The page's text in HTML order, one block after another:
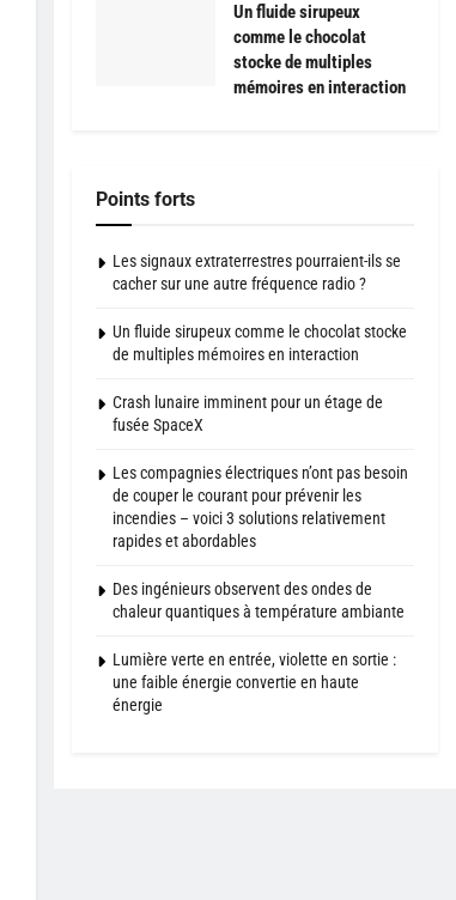
Un fluide sirupeux
comme le chocolat
stocke de multiples
mémoires en interaction
Points forts
Les signaux extraterrestres pourraient-ils se
cacher sur une autre fréquence radio ?
Un fluide sirupeux comme le chocolat stocke
de multiples mémoires en interaction
Crash lunaire imminent pour un étage de
fusée SpaceX
Les compagnies électriques n’ont pas besoin
de couper le courant pour prévenir les
incendies – voici 3 solutions relativement
rapides et abordables
Des ingénieurs observent des ondes de
chaleur quantiques à température ambiante
Lumière verte en entrée, violette en sortie :
une faible énergie convertie en haute
énergie